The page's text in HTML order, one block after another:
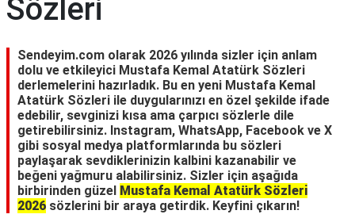
GEZİLECEK
BLOG
Sözleri
Sendeyim.com olarak 2026 yılında sizler için anlam
dolu ve etkileyici Mustafa Kemal Atatürk Sözleri
derlemelerini hazırladık. Bu en yeni Mustafa Kemal
Atatürk Sözleri ile duygularınızı en özel şekilde ifade
edebilir, sevginizi kısa ama çarpıcı sözlerle dile
getirebilirsiniz. Instagram, WhatsApp, Facebook ve X
gibi sosyal medya platformlarında bu sözleri
paylaşarak sevdiklerinizin kalbini kazanabilir ve
beğeni yağmuru alabilirsiniz. Sizler için aşağıda
birbirinden güzel Mustafa Kemal Atatürk Sözleri
2026 sözlerini bir araya getirdik. Keyfini çıkarın!